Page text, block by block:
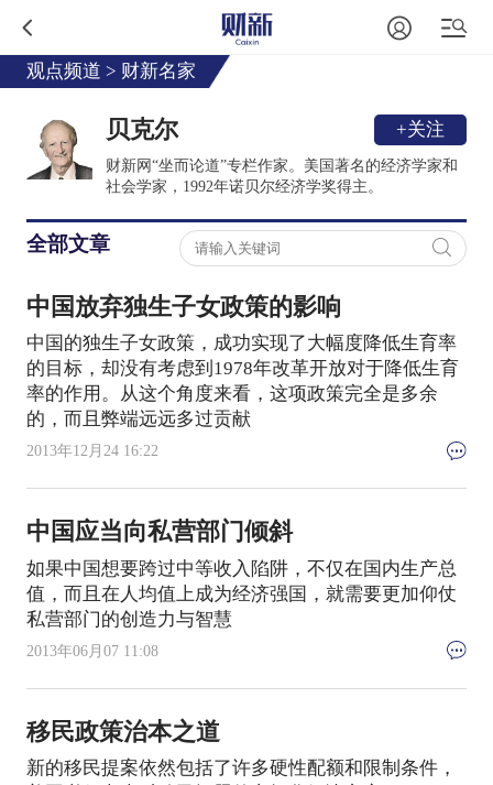
观点频道 > 财新名家
贝克尔 +关注
财新网“坐而论道”专栏作家。美国著名的经济学家和
社会学家，1992年诺贝尔经济学奖得主。
全部文章
中国放弃独生子女政策的影响
中国的独生子女政策，成功实现了大幅度降低生育率
的目标，却没有考虑到1978年改革开放对于降低生育
率的作用。从这个角度来看，这项政策完全是多余
的，而且弊端远远多过贡献
2013年12月24 16:22
中国应当向私营部门倾斜
如果中国想要跨过中等收入陷阱，不仅在国内生产总
值，而且在人均值上成为经济强国，就需要更加仰仗
私营部门的创造力与智慧
2013年06月07 11:08
移民政策治本之道
新的移民提案依然包括了许多硬性配额和限制条件，